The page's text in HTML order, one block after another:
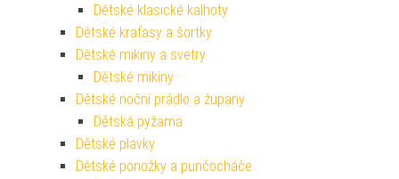
Dětské klasické kalhoty
Dětské kraťasy a šortky
Dětské mikiny a svetry
Dětské mikiny
Dětské noční prádlo a župany
Dětská pyžama
Dětské plavky
Dětské ponožky a punčocháče